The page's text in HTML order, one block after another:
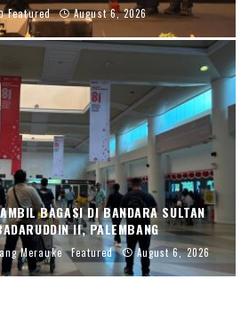
Featured August 6, 2026
BAGASI DI BANDARA SULTAN
II, PALEMBANG
Merauke Featured August 6, 2026